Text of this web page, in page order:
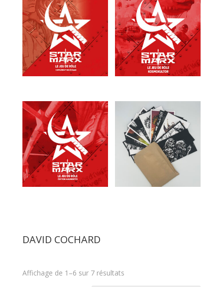
DAVID COCHARD
Affichage de 1–6 sur 7 résultatsTrié